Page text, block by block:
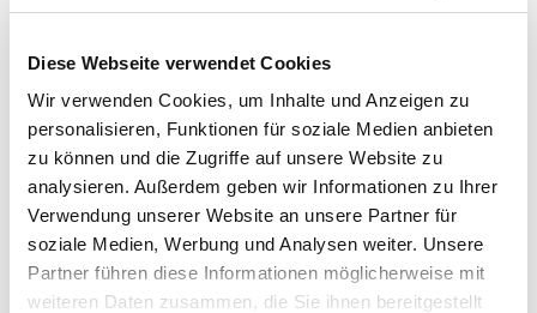
Diese Webseite verwendet Cookies
Wir verwenden Cookies, um Inhalte und Anzeigen zu
personalisieren, Funktionen für soziale Medien anbieten
zu können und die Zugriffe auf unsere Website zu
analysieren. Außerdem geben wir Informationen zu Ihrer
Verwendung unserer Website an unsere Partner für
soziale Medien, Werbung und Analysen weiter. Unsere
Partner führen diese Informationen möglicherweise mit
weiteren Daten zusammen, die Sie ihnen bereitgestellt
Contact:
Thomas Leyener
Brucknerweg 15
57250 Netphen
Training ground:
Hinterm Liesch
57250 Netphen
Phone: